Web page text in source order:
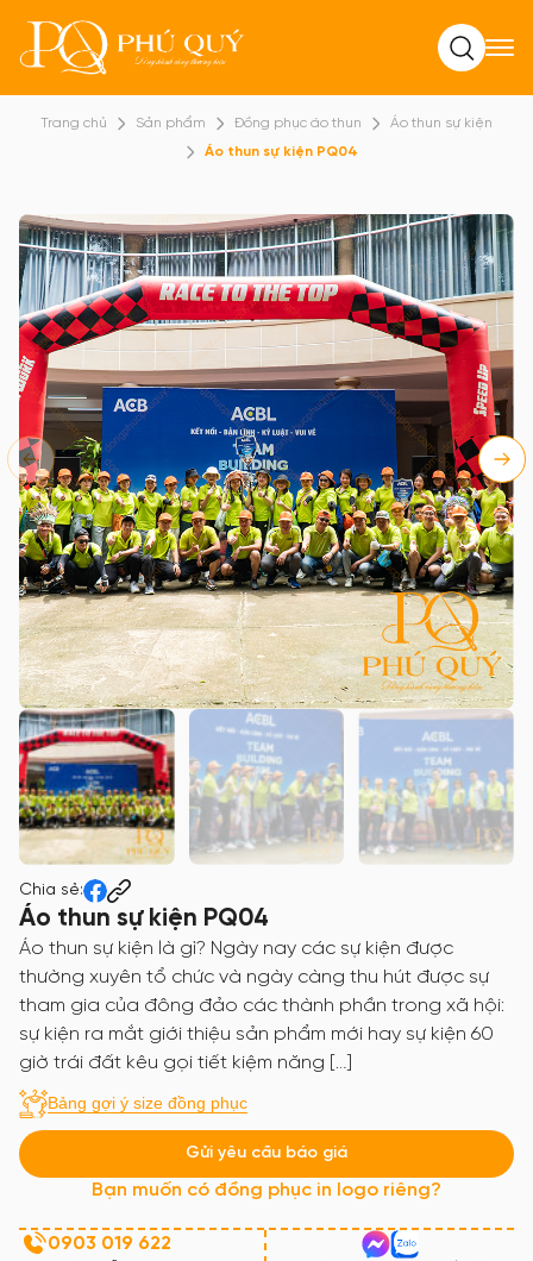
Tìm kiếm
Trang chủ Sản phẩm Đồng phục áo thun
Áo thun sự kiện
Áo thun sự kiện PQ04
Chia sẻ:
Áo thun sự kiện PQ04
Áo thun sự kiện là gì? Ngày nay các sự kiện được
thường xuyên tổ chức và ngày càng thu hút được sự
tham gia của đông đảo các thành phần trong xã hội:
sự kiện ra mắt giới thiệu sản phẩm mới hay sự kiện 60
giờ trái đất kêu gọi tiết kiệm năng […]
Bảng gợi ý size đồng phục
Gửi yêu cầu báo giá
Bạn muốn có đồng phục in logo riêng?
0903 019 622